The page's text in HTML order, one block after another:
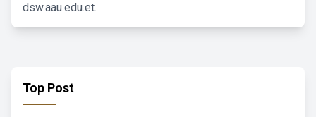
dsw.aau.edu.et.
Top Post